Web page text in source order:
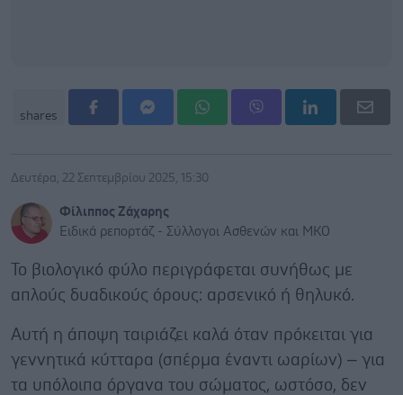
shares
Δευτέρα, 22 Σεπτεμβρίου 2025, 15:30
Φίλιππος Ζάχαρης
Ειδικά ρεπορτάζ - Σύλλογοι Ασθενών και ΜΚΟ
Το βιολογικό φύλο περιγράφεται συνήθως με
απλούς δυαδικούς όρους: αρσενικό ή θηλυκό.
Αυτή η άποψη ταιριάζει καλά όταν πρόκειται για
γεννητικά κύτταρα (σπέρμα έναντι ωαρίων) – για
τα υπόλοιπα όργανα του σώματος, ωστόσο, δεν